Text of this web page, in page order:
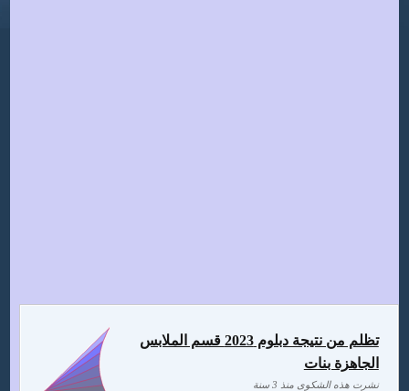
تظلم من نتيجة دبلوم 2023 قسم الملابس
الجاهزة بنات
نشرت هذه الشكوى منذ 3 سنة